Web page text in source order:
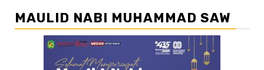
MAULID NABI MUHAMMAD SAW